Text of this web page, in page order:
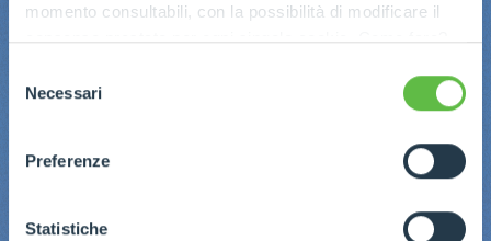
momento consultabili, con la possibilità di modificare il
consenso prestato per ogni singolo cookie. Come fare?
ogni pagina, selezionare "Modifichi il suo consenso" e
dell'informativa completa nel footer presente in ogni
pagina. Per esercitare i diritti riconosciuti all'interessato ai
GDPR abbiamo predisposto una
apposita procedura.
delNecessari
Preferenze
Statistiche